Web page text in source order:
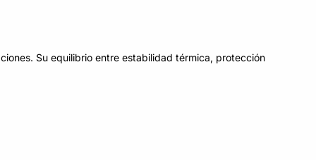
Su equilibrio entre estabilidad térmica, protección